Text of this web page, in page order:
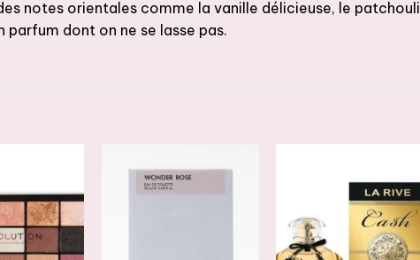
notes orientales comme la vanille délicieuse, le patchouli
parfum dont on ne se lasse pas.
AJOUTER
À LA
LISTE DE
AJOUTER
À LA
LISTE DE